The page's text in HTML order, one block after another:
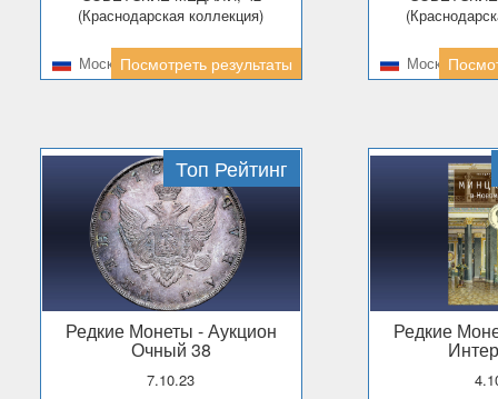
(Краснодарская коллекция)
МоскваПосмотреть результаты Москва
Топ Рейтинг
Редкие Монеты - Аукцион
Очный 38
7.10.23
Редкие